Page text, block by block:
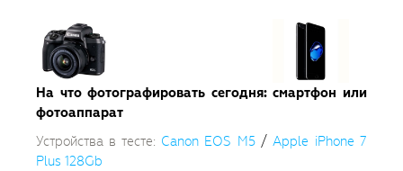
На что фотографировать сегодня: смартфон или
фотоаппарат
Устройства в тесте: Canon EOS M5/Apple iPhone 7
Plus 128Gb